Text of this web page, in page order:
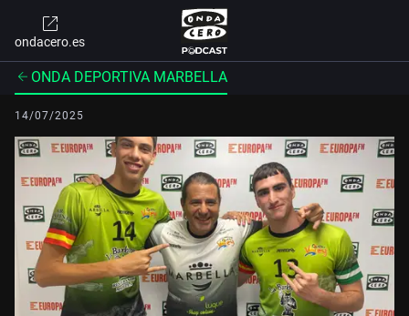
ondacero.es
ONDA DEPORTIVA MARBELLA
14/07/2025